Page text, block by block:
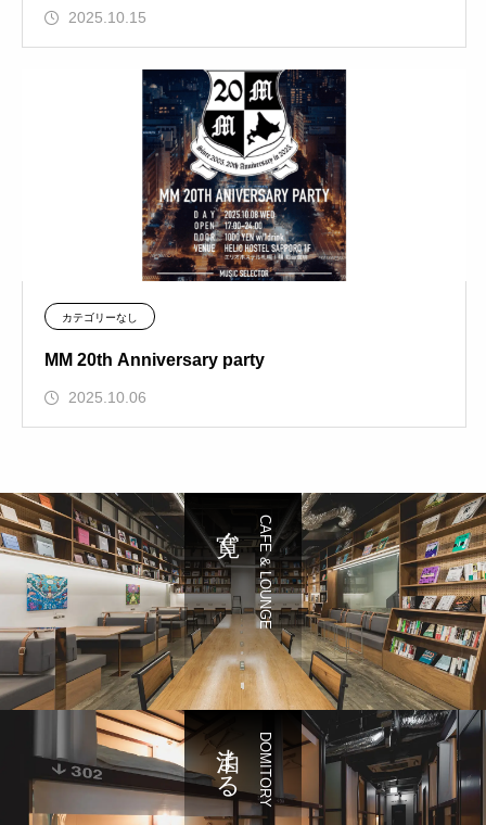
2025.10.15
カテゴリーなし
MM 20th Anniversary party
2025.10.06
CAFE & LOUNGE
寛ぐ
DOMITORY
泊まる